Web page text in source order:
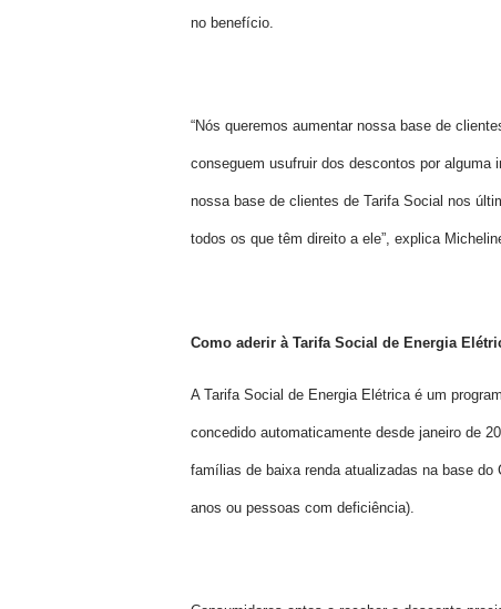
no benefício.
“Nós queremos aumentar nossa base de
conseguem usufruir dos descontos por
nossa base de clientes de Tarifa Social nos
todos os que têm direito a ele”, explica
Como aderir à Tarifa Social de Energia
A Tarifa Social de Energia Elétrica é um
concedido automaticamente desde janeiro de
famílias de baixa renda atualizadas na base
anos ou pessoas com deficiência).